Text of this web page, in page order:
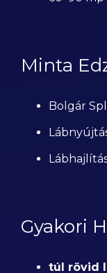
Minta
Bolgár
Gyakori
túl rövid